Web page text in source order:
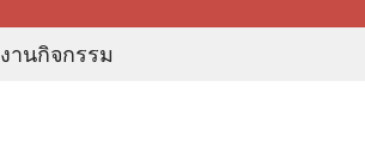
งานกิจกรรม